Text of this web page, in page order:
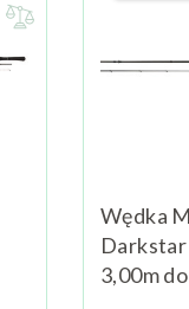
Wędka
3,00m